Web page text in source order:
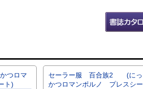
つロマ
ト)
セーラー服 百合族2 (にっ
かつロマンポルノ プレスシー